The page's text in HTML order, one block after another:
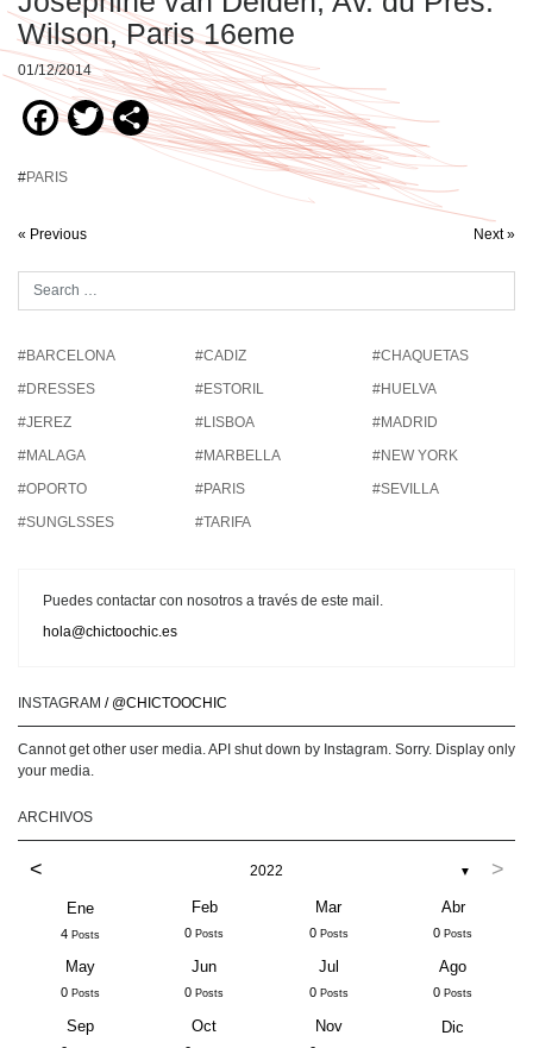
Wilson, Paris 16eme
01/12/2014
Facebook
TwitterCompartir
#PARIS
« Previous Next »
#BARCELONA #CADIZ
#CHAQUETAS
#DRESSES
#ESTORIL
#HUELVA
#JEREZ
#LISBOA
#MADRID
#MALAGA
#MARBELLA
#NEW YORK
#OPORTO
#PARIS
#SEVILLA
#SUNGLSSES
#TARIFA
Puedes contactar con nosotros a través de este mail.
hola@chictoochic.es
INSTAGRAM / @CHICTOOCHIC
Cannot get other user media. API shut down by Instagram. Sorry. Display only
your media.
ARCHIVOS
< 2022 ▼ >
Ene
4 Posts
Feb
0 Posts
Mar
0 Posts
Abr
0 Posts
May
0 Posts
Jun
0 Posts
Jul
0 Posts
Ago
0 Posts
Sep Oct Nov Dic